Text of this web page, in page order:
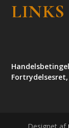
LINKS